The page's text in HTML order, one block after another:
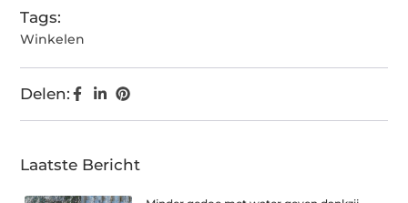
Tags:
Winkelen
Delen:
Laatste Bericht